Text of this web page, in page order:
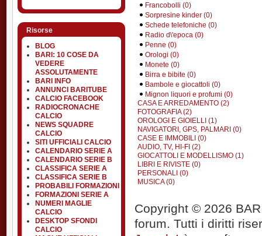
Risorse
BLOG
BARI: 10 COSE DA
VEDERE
ASSOLUTAMENTE
BARI INFO
ANNUNCI BARITUBE
CALCIO FACEBOOK
RADIOCRONACHE
CALCIO
NEWS SQUADRE
CALCIO
SITI UFFICIALI CALCIO
CALENDARIO SERIE A
CALENDARIO SERIE B
CLASSIFICA SERIE A
CLASSIFICA SERIE B
PROBABILI FORMAZIONI
FORMAZIONI SERIE A
NUMERI MAGLIE
CALCIO
DESKTOP SFONDI
CALCIO
Francobolli (0)
Sorpresine kinder (0)
Schede telefoniche (0)
Radio d\'epoca (0)
Penne (0)
Orologi (0)
Monete (0)
Birra e bibite (0)
Bambole e giocattoli (0)
Mignon liquori e profumi (0)
CASA E ARREDAMENTO (2)
FOTOGRAFIA (2)
OROLOGI E GIOIELLI (1)
NAVIGATORI, GPS, PALMARI (0)
CASE E IMMOBILI (0)
AUDIO, TV, HI-FI (2)
GIOCATTOLI E MODELLISMO (1)
LIBRI E RIVISTE (0)
PERSONALI (0)
MUSICA (0)
Copyright © 2026
forum. Tutti i diritti